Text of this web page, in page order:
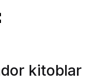
kitoblar